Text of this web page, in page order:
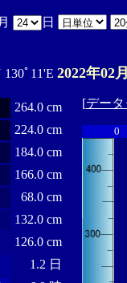
月 日
130ﾟ11'E 2022年02
264.0 cm
224.0 cm
184.0 cm
166.0 cm
68.0 cm
132.0 cm
126.0 cm
1.2 日
[デー
0